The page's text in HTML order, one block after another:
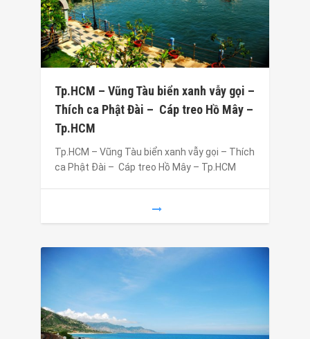
Tp.HCM – Vũng Tàu biển xanh vẫy gọi –
Thích ca Phật Đài – Cáp treo Hồ Mây –
Tp.HCM
Tp.HCM – Vũng Tàu biển xanh vẫy gọi – Thích
ca Phật Đài – Cáp treo Hồ Mây – Tp.HCM